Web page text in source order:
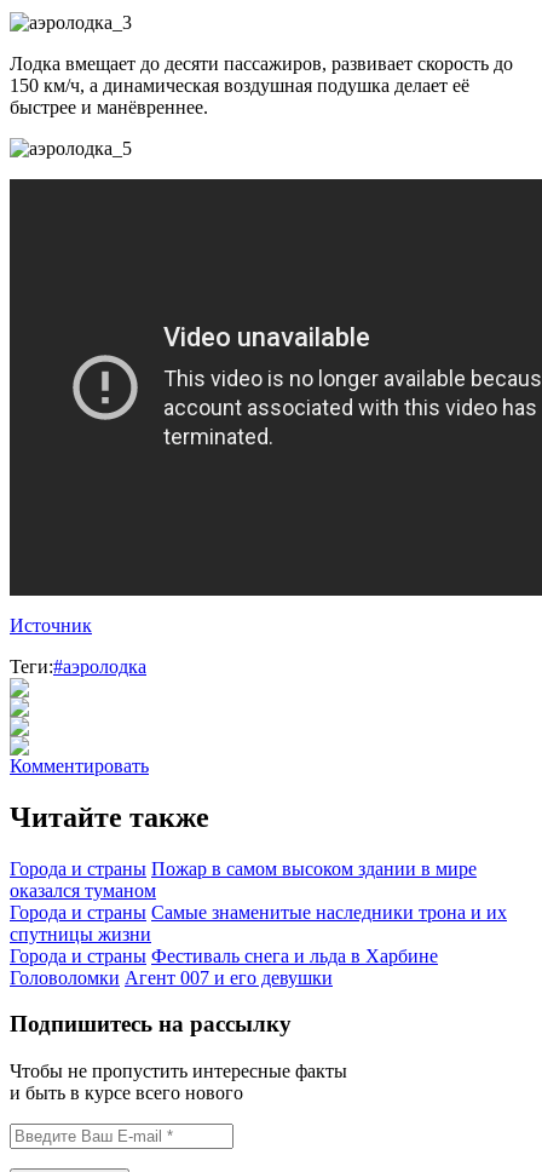
Лодка вмещает до десяти пассажиров, развивает скорость до
150 км/ч, а динамическая воздушная подушка делает её
быстрее и манёвреннее.
Источник
Теги:#аэролодка
Комментировать
Читайте также
Города и страны Пожар в самом высоком здании в мире
оказался туманом
Города и страны Самые знаменитые наследники трона и их
спутницы жизни
Города и страны Фестиваль снега и льда в Харбине
Головоломки Агент 007 и его девушки
Подпишитесь на рассылку
Чтобы не пропустить интересные факты
и быть в курсе всего нового